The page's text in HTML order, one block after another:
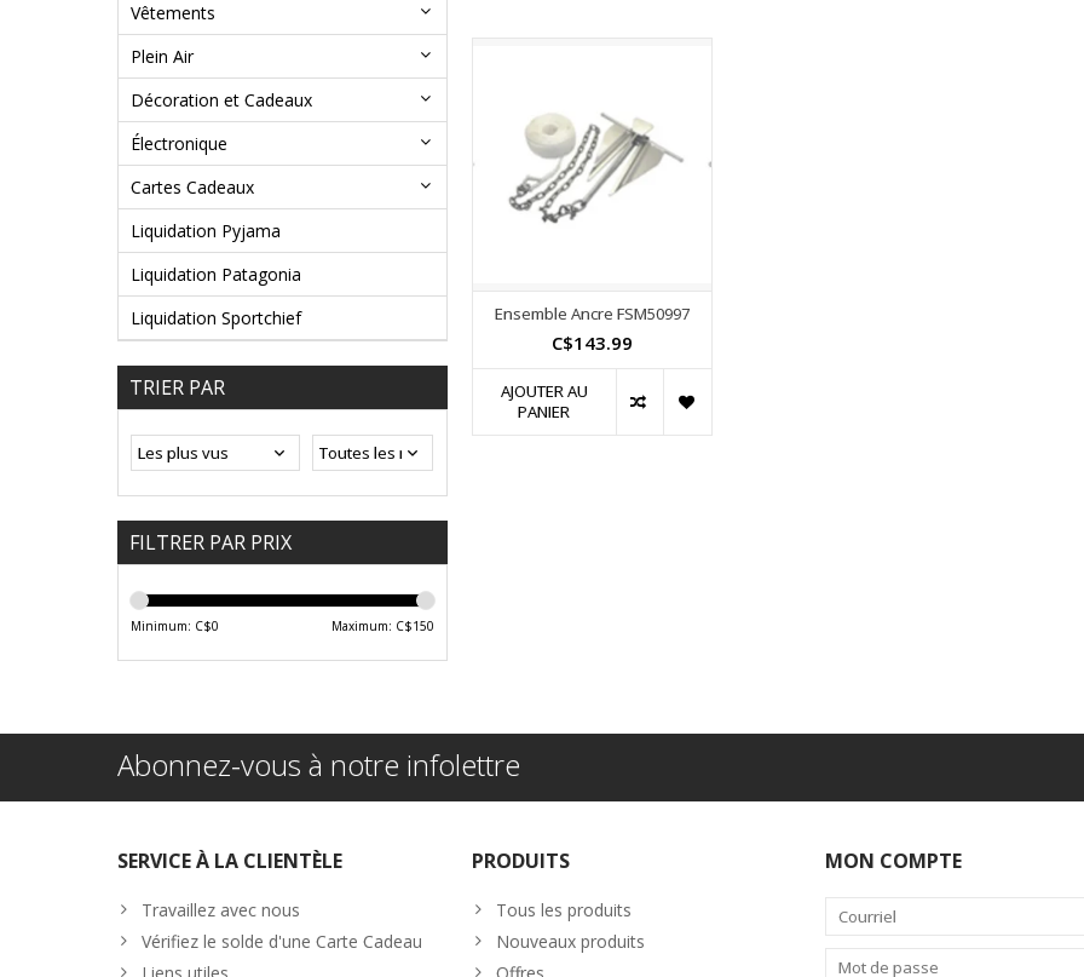
Vêtements
Plein Air
Décoration et Cadeaux
Électronique
Cartes Cadeaux
Liquidation Pyjama
Liquidation Patagonia
Liquidation Sportchief
TRIER PAR
FILTRER PAR PRIX
Minimum: C$0 Maximum: C$150
Ensemble Ancre FSM50997
C$143.99
AJOUTER AU
PANIER
Abonnez-vous à notre infolettre
SERVICE À LA CLIENTÈLE
Travaillez avec nous
Vérifiez le solde d'une Carte Cadeau
PRODUITS
Tous les produits
Nouveaux produits
MON COMPTE